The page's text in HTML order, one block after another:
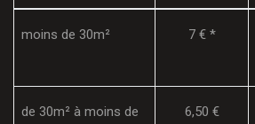
moins de 30m² 7 € *
de 30m² à moins de
6,50 €